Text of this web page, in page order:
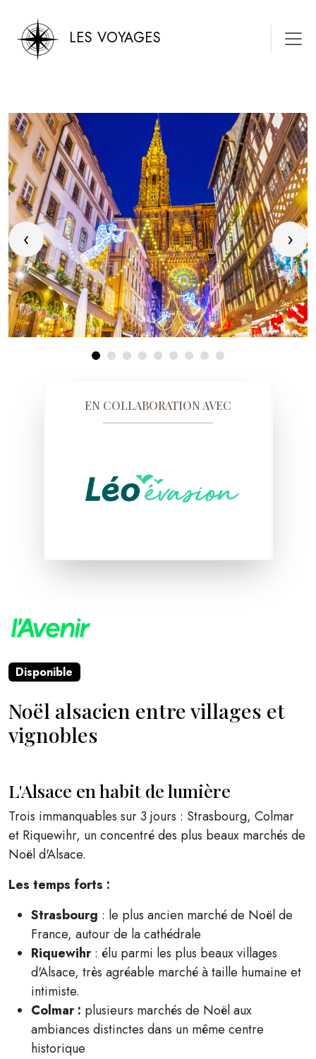
LES VOYAGES
‹ ›
EN COLLABORATION AVEC
Disponible
Noël alsacien entre villages et
vignobles
L'Alsace en habit de lumière
Trois immanquables sur 3 jours : Strasbourg, Colmar
et Riquewihr, un concentré des plus beaux marchés de
Noël d'Alsace.
Les temps forts :
Strasbourg : le plus ancien marché de Noël de
France, autour de la cathédrale
Riquewihr: élu parmi les plus beaux villages
d'Alsace, très agréable marché à taille humaine et
intimiste.
Colmar : plusieurs marchés de Noël aux
ambiances distinctes dans un même centre
historique